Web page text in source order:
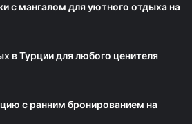
с мангалом для уютного отдыха на
в Турции для любого ценителя
с ранним бронированием на